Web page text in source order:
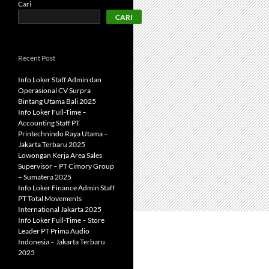
Cari
CARI
Recent Post
Info Loker Staff Admin dan
Operasional CV Surpra
Bintang Utama Bali 2025
Info Loker Full-Time –
Accounting Staff PT
Printechnindo Raya Utama –
Jakarta Terbaru 2025
Lowongan Kerja Area Sales
Supervisor – PT Cimory Group
– Sumatera 2025
Info Loker Finance Admin Staff
PT Total Movements
International Jakarta 2025
Info Loker Full-Time – Store
Leader PT Prima Audio
Indonesia – Jakarta Terbaru
2025